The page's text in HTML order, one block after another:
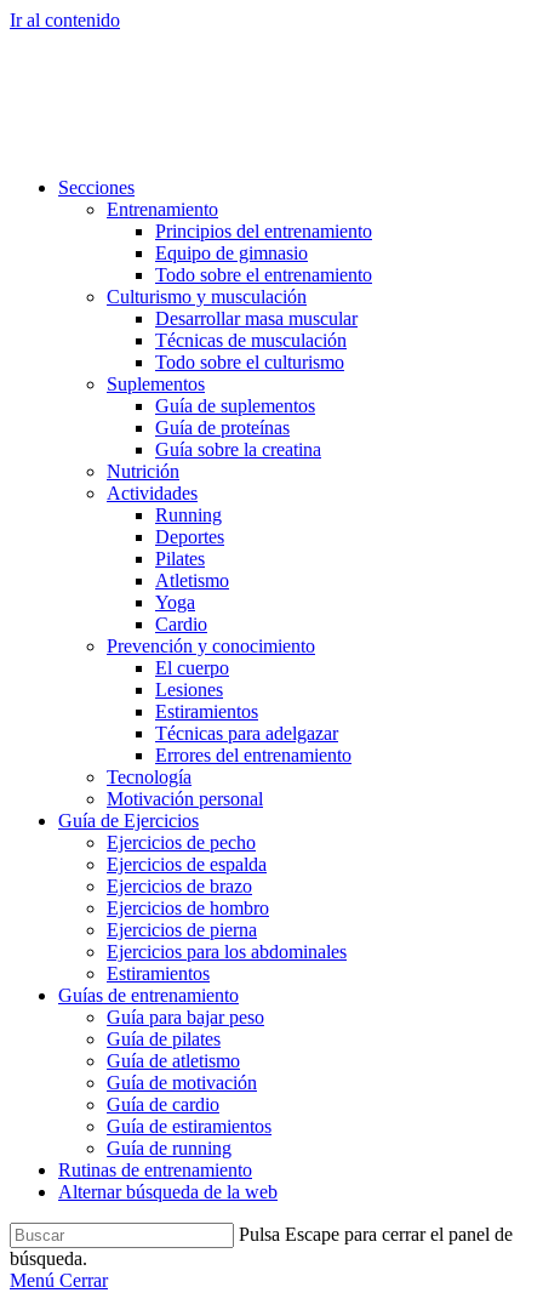
Ir al contenido
Secciones
Entrenamiento
Principios del entrenamiento
Equipo de gimnasio
Todo sobre el entrenamiento
Culturismo y musculación
Desarrollar masa muscular
Técnicas de musculación
Todo sobre el culturismo
Suplementos
Guía de suplementos
Guía de proteínas
Guía sobre la creatina
Nutrición
Actividades
Running
Deportes
Pilates
Atletismo
Yoga
Cardio
Prevención y conocimiento
El cuerpo
Lesiones
Estiramientos
Técnicas para adelgazar
Errores del entrenamiento
Tecnología
Motivación personal
Guía de Ejercicios
Ejercicios de pecho
Ejercicios de espalda
Ejercicios de brazo
Ejercicios de hombro
Ejercicios de pierna
Ejercicios para los abdominales
Estiramientos
Guías de entrenamiento
Guía para bajar peso
Guía de pilates
Guía de atletismo
Guía de motivación
Guía de cardio
Guía de estiramientos
Guía de running
Rutinas de entrenamiento
Alternar búsqueda de la web
Pulsa Escape para cerrar el panel de
búsqueda.
Menú Cerrar